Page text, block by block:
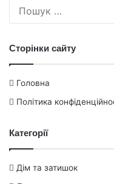
Сторінки сайту
Головна
Політика
Категорії
Дім та затишок